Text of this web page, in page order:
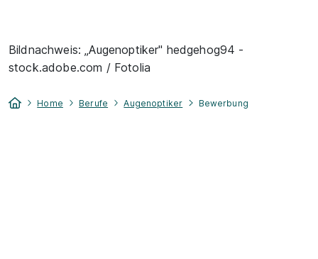
Bildnachweis: „Augenoptiker" hedgehog94 -
stock.adobe.com / Fotolia
Home Berufe Augenoptiker Bewerbung